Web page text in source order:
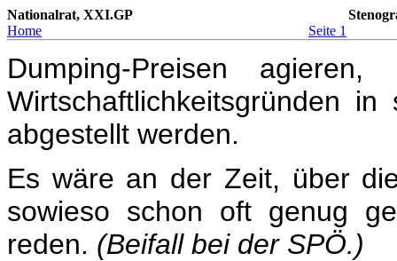
Nationalrat, XXI.GP
Home
Seite 1
Dumping-Preisen
Wirtschaftlichkeitsgründen
abgestellt werden.
Es wäre an der Zeit, über
sowieso schon oft genug
reden. (Beifall bei der SPÖ.)